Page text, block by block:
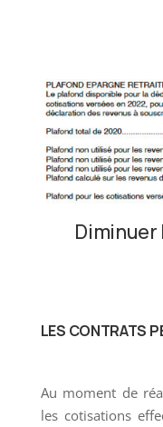
Diminuer
LES CONTRATS
Au moment de
les cotisations